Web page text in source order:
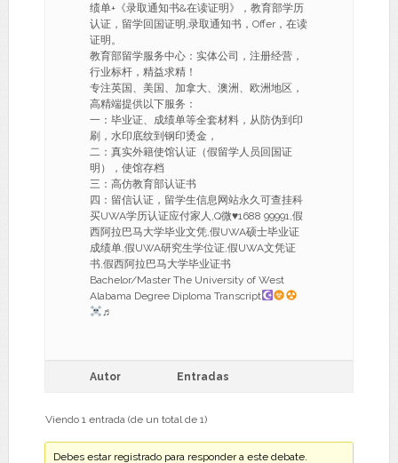
绩单+《录取通知书&在读证明》，教育部学历
认证，留学回国证明,录取通知书，Offer，在读
证明。
教育部留学服务中心：实体公司，注册经营，
行业标杆，精益求精！
专注英国、美国、加拿大、澳洲、欧洲地区，
高精端提供以下服务：
一：毕业证、成绩单等全套材料，从防伪到印
刷，水印底纹到钢印烫金，
二：真实外籍使馆认证（假留学人员回国证
明），使馆存档
三：高仿教育部认证书
四：留信认证，留学生信息网站永久可查挂科
买UWA学历认证应付家人,Q微♥1688 99991,假
西阿拉巴马大学毕业文凭,假UWA硕士毕业证
成绩单,假UWA研究生学位证,假UWA文凭证
书,假西阿拉巴马大学毕业证书
Bachelor/Master The University of West
Alabama Degree Diploma Transcript
♬
Autor Entradas
Viendo 1 entrada (de un total de 1)
Debes estar registrado para responder a este debate.